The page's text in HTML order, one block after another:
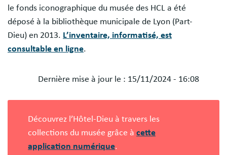
le fonds iconographique du musée des HCL a été
déposé à la bibliothèque municipale de Lyon (Part-
Dieu) en 2013. L’inventaire, informatisé, est
consultable en ligne.
Dernière mise à jour le : 15/11/2024 - 16:08
Découvrez l’Hôtel-Dieu à travers les
collections du musée grâce à cette
application numérique.